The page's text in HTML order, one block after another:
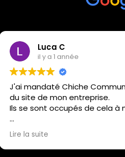
Anouar Kaddour
il y a 1 année
Une équipe en gold, je